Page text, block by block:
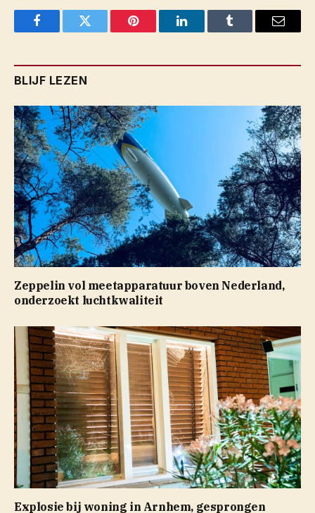
FacebookTwitter Pinterest LinkedInTumblr Email
BLIJF LEZEN
Zeppelin vol meetapparatuur boven Nederland,
onderzoekt luchtkwaliteit
Explosie bij woning in Arnhem, gesprongen